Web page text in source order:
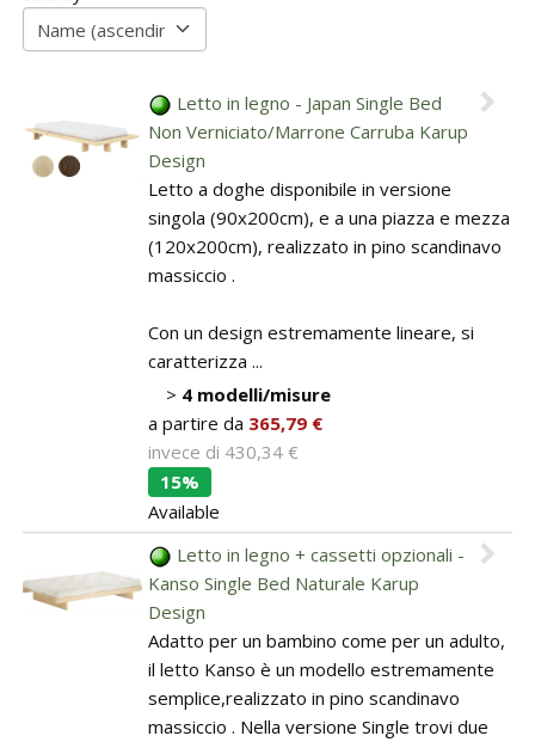
Letto in legno - Japan Single Bed
Non Verniciato/Marrone Carruba Karup
Design
Letto a doghe disponibile in versione
singola (90x200cm), e a una piazza e mezza
(120x200cm), realizzato in pino scandinavo
massiccio .
Con un design estremamente lineare, si
caratterizza ...
> 4 modelli/misure
a partire da 365,79 €
invece di 430,34 €
15%
Available
Letto in legno + cassetti opzionali -
Kanso Single Bed Naturale Karup
Design
Adatto per un bambino come per un adulto,
il letto Kanso è un modello estremamente
semplice,realizzato in pino scandinavo
massiccio . Nella versione Single trovi due
Closets
Wooden sofa beds
Wooden chair-beds
Wooden benches
Vetrine in legno
Armadi e mobiletti
Pavimentazione tatami
Pareti attrezzate
Dividers and Shoji
Japanese prints
Kit Tatami + Futon
Sliding doors / Fusuma
Interior color design & feng shui
Bathroom linen
PICCOLI SPAZI
Camera da letto piccola
Camera da letto su soppalco o mansarda
DISCIPLINE OLISTICHE
Area meditazione e relax
Guide: Letti e Divani in legno
I materiali dei materassi in lattice